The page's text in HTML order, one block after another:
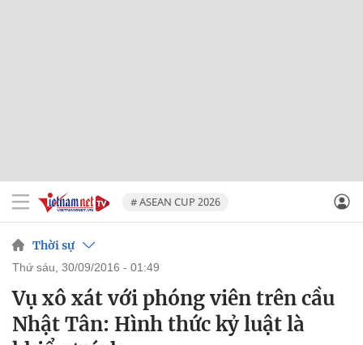
# ASEAN CUP 2026
Thời sự
thứ sáu, 30/09/2016 - 01:49
Vụ xô xát với phóng viên trên cầu
Nhật Tân: Hình thức kỷ luật là